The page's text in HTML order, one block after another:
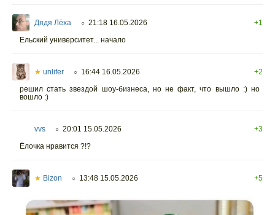
Дядя Лёха ○ 21:18 16.05.2026
+1
Ельский университет... начало
★ unlifer ○ 16:44 16.05.2026
+2
решил стать звездой шоу-бизнеса, но не факт, что вышло :) но
вошло :)
vvs ○ 20:01 15.05.2026
+3
Ёлочка нравится ?!?
★ Bizon ○ 13:48 15.05.2026 +5